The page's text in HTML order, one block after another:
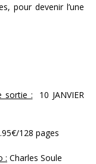
pour devenir l’une
sortie : 10 JANVIER
128 pages
: Charles Soule